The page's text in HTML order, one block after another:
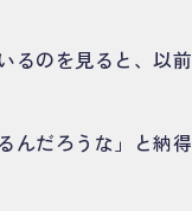
るのを見ると、以前
んだろうな」と納得